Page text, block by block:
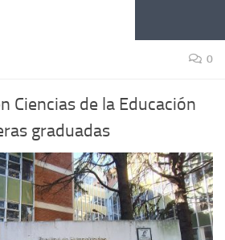
0
Ciencias de la Educación
graduadas